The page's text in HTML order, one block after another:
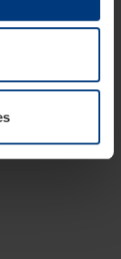
alle andere
Uw
van de